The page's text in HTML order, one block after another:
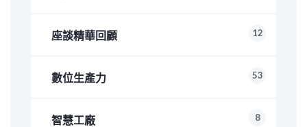
座談精華回顧 12
數位生產力 53
智慧工廠 8